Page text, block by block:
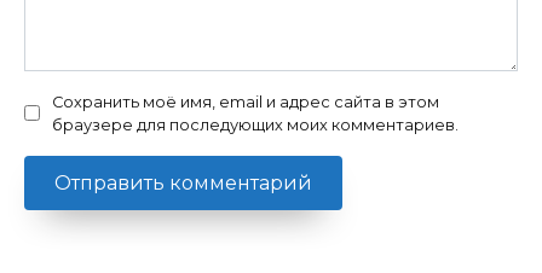
Сохранить моё имя, email и адрес сайта в этом
браузере для последующих моих комментариев.